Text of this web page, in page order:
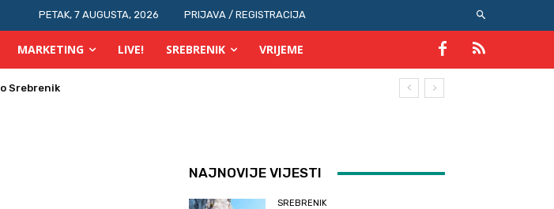
PETAK, 7 AUGUSTA, 2026 PRIJAVA / REGISTRACIJA
MARKETING LIVE! SREBRENIK VRIJEME
NAJNOVIJE VIJESTI
SREBRENIK